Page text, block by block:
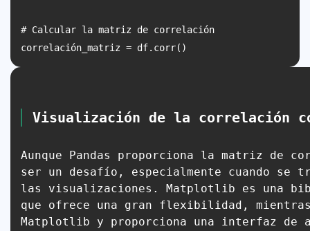
# Calcular la matriz de correlación
Visualización de la correlación
Aunque Pandas proporciona la matriz de
ser un desafío, especialmente cuando se
las visualizaciones. Matplotlib es una
que ofrece una gran flexibilidad,
Matplotlib y proporciona una interfaz